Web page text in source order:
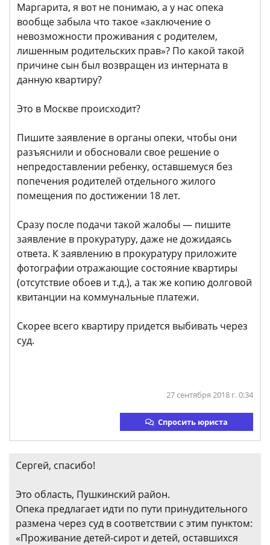
Маргарита, я вот не понимаю, а у нас опека
вообще забыла что такое «заключение о
невозможности проживания с родителем,
лишенным родительских прав»? По какой такой
причине сын был возвращен из интерната в
данную квартиру?
Это в Москве происходит?
Пишите заявление в органы опеки, чтобы они
разъяснили и обосновали свое решение о
непредоставлении ребенку, оставшемуся без
попечения родителей отдельного жилого
помещения по достижении 18 лет.
Сразу после подачи такой жалобы — пишите
заявление в прокуратуру, даже не дожидаясь
ответа. К заявлению в прокуратуру приложите
фотографии отражающие состояние квартиры
(отсутствие обоев и т.д.), а так же копию долговой
квитанции на коммунальные платежи.
Скорее всего квартиру придется выбивать через
суд.
27 сентября 2018 г. 0:34
Спросить юриста
Сергей, спасибо!
Это область, Пушкинский район.
Опека предлагает идти по пути принудительного
размена через суд в соответствии с этим пунктом:
«Проживание детей-сирот и детей, оставшихся